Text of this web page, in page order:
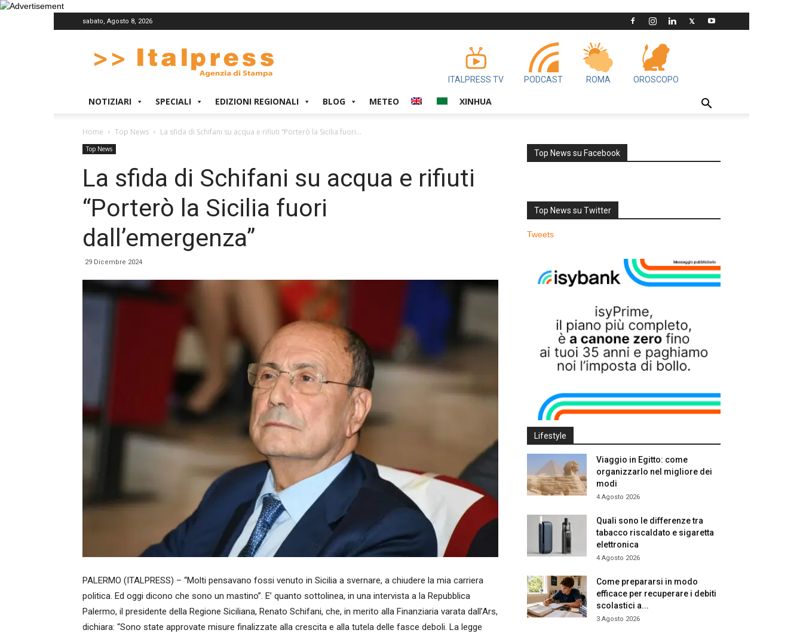
sabato, Agosto 8, 2026
ITALPRESS TV PODCAST ROMA OROSCOPO
NOTIZIARI SPECIALI EDIZIONI REGIONALI BLOG METEO XINHUA
Home Top News La sfida di Schifani su acqua e rifiuti “Porterò la Sicilia fuori...
Top News
La sfida di Schifani su acqua e rifiuti
“Porterò la Sicilia fuori
dall’emergenza”
29 Dicembre 2024
PALERMO (ITALPRESS) – “Molti pensavano fossi venuto in Sicilia a svernare, a chiudere la mia carriera
politica. Ed oggi dicono che sono un mastino”. E’ quanto sottolinea, in una intervista a la Repubblica
Palermo, il presidente della Regione Siciliana, Renato Schifani, che, in merito alla Finanziaria varata dall’Ars,
dichiara: “Sono state approvate misure finalizzate alla crescita e alla tutela delle fasce deboli. La legge
Top News su Facebook
Top News su Twitter
Tweets
Lifestyle
Viaggio in Egitto: come
organizzarlo nel migliore dei
modi
4 Agosto 2026
Quali sono le differenze tra
tabacco riscaldato e sigaretta
elettronica
4 Agosto 2026
Come prepararsi in modo
efficace per recuperare i debiti
scolastici a...
3 Agosto 2026